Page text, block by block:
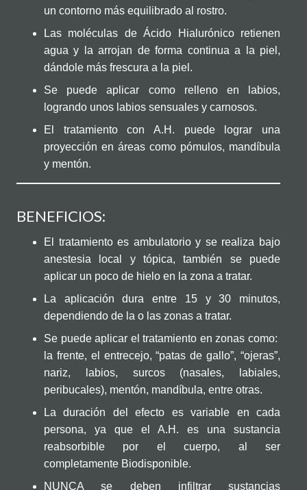
un contorno más equilibrado al rostro.
Las moléculas de Ácido Hialurónico retienen
agua y la arrojan de forma continua a la piel,
dándole más frescura a la piel.
Se puede aplicar como relleno en labios,
logrando unos labios sensuales y carnosos.
El tratamiento con A.H. puede lograr una
proyección en áreas como pómulos, mandíbula
y mentón.
BENEFICIOS:
El tratamiento es ambulatorio y se realiza bajo
anestesia local y tópica, también se puede
aplicar un poco de hielo en la zona a tratar.
La aplicación dura entre 15 y 30 minutos,
dependiendo de la o las zonas a tratar.
Se puede aplicar el tratamiento en zonas como:
la frente, el entrecejo, “patas de gallo”, “ojeras”,
nariz, labios, surcos (nasales, labiales,
peribucales), mentón, mandíbula, entre otras.
La duración del efecto es variable en cada
persona, ya que el A.H. es una sustancia
reabsorbible por el cuerpo, al ser
completamente Biodisponible.
NUNCA se deben infiltrar sustancias